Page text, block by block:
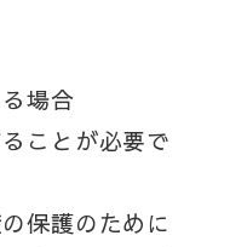
場合
ことが必要で
保護のために